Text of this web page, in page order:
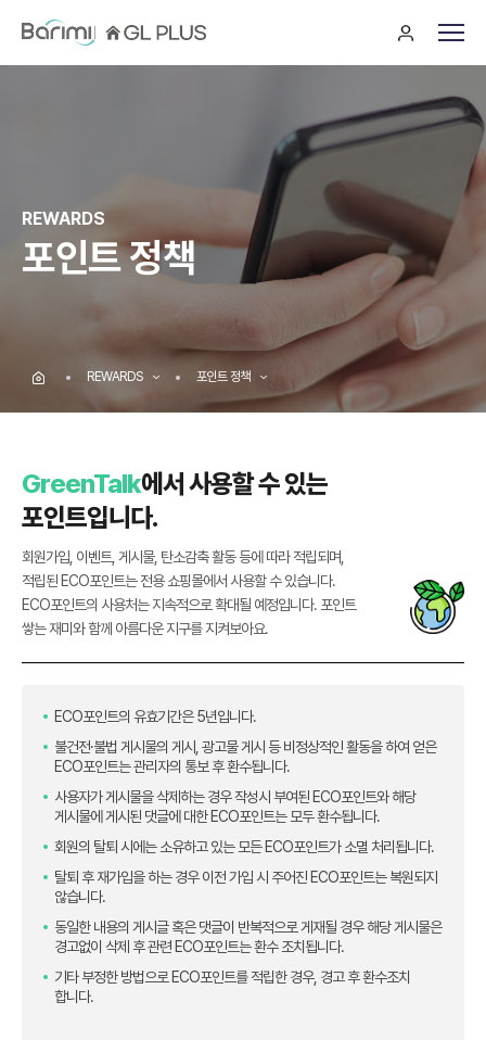
REWARDS
포인트 정책
REWARDS 포인트 정책
GreenTalk에서 사용할 수 있는
포인트입니다.
회원가입, 이벤트, 게시물, 탄소감축 활동 등에 따라 적립되며,
적립된 ECO포인트는 전용 쇼핑몰에서 사용할 수 있습니다.
ECO포인트의 사용처는 지속적으로 확대될 예정입니다. 포인트
쌓는 재미와 함께 아름다운 지구를 지켜보아요.
ECO포인트의 유효기간은 5년입니다.
불건전·불법 게시물의 게시, 광고물 게시 등 비정상적인 활동을 하여 얻은
ECO포인트는 관리자의 통보 후 환수됩니다.
사용자가 게시물을 삭제하는 경우 작성시 부여된 ECO포인트와 해당
게시물에 게시된 댓글에 대한 ECO포인트는 모두 환수됩니다.
회원의 탈퇴 시에는 소유하고 있는 모든 ECO포인트가 소멸 처리됩니다.
탈퇴 후 재가입을 하는 경우 이전 가입 시 주어진 ECO포인트는 복원되지
않습니다.
동일한 내용의 게시글 혹은 댓글이 반복적으로 게재될 경우 해당 게시물은
경고없이 삭제 후 관련 ECO포인트는 환수 조치됩니다.
기타 부정한 방법으로 ECO포인트를 적립한 경우, 경고 후 환수조치
합니다.